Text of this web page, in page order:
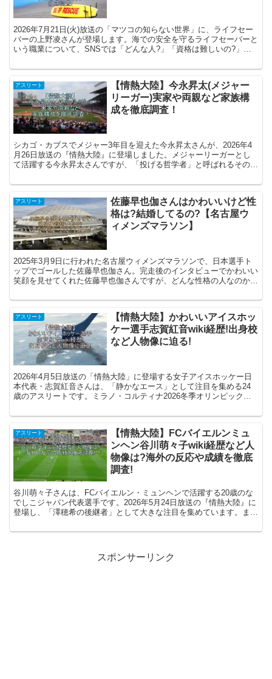
2026年7月21日(火)放送の「マツコの知らない世界」に、ライフセー
バーの上野凌さんが登場します。海での安全を守るライフセーバーと
いう職業について、SNSでは「どんな人?」「資格は難しいの?」
アスリート
【情熱大陸】今永昇太(メジャー
リーガー)実家や両親など家族構
成を徹底調査！
シカゴ・カブスでメジャー3年目を迎えた今永昇太さんが、2026年4
月26日放送の『情熱大陸』に登場しました。メジャーリーガーとし
て活躍する今永昇太さんですが、「投げる哲学者」と呼ばれるその人
アスリート
佐藤早也伽さんはかわいいけど性
格は?結婚してるの?【名古屋ウ
ィメンズマラソン】
2025年3月9日に行われた名古屋ウィメンズマラソンで、日本選手ト
ップでゴールした佐藤早也伽さん。完走後のインタビューでかわいい
笑顔を見せてくれた佐藤早也伽さんですが、どんな性格の人なのか?
アスリート
【情熱大陸】かわいいアイスホッ
ケー選手志賀紅音wiki経歴!出身校
など人物像に迫る!
2026年4月5日放送の「情熱大陸」に登場する女子アイスホッケー日
本代表・志賀紅音さんは、「静かなエース」として注目を集める24
歳のアスリートです。ミラノ・コルティナ2026冬季オリンピックに
アスリート
【情熱大陸】FCバイエルンミュ
ンヘン谷川萌々子wiki経歴など人
物像は?海外の反応や成績を徹底
調査!
谷川萌々子さんは、FCバイエルン・ミュンヘンで活躍する20歳のな
でしこジャパン代表選手です。2026年5月24日放送の『情熱大陸』に
登場し、「澤穂希の後継者」として大きな注目を集めています。まだ
スポンサーリンク